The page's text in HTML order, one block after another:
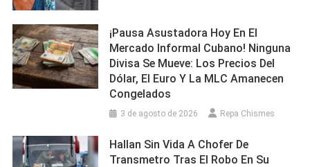
¡Pausa Asustadora Hoy En El
Mercado Informal Cubano! Ninguna
Divisa Se Mueve: Los Precios Del
Dólar, El Euro Y La MLC Amanecen
Congelados
3 de agosto de 2026 Repa Chismes
Hallan Sin Vida A Chofer De
Transmetro Tras El Robo En Su